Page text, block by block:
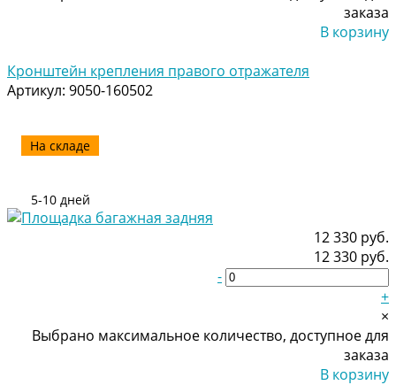
12 330 руб.
12 330 руб.
-
+
×
Выбрано максимальное количество, доступное для
заказа
В корзину
заказа
В корзину
Кронштейн крепления правого отражателя
Артикул: 9050-160502
На складе
5-10 дней